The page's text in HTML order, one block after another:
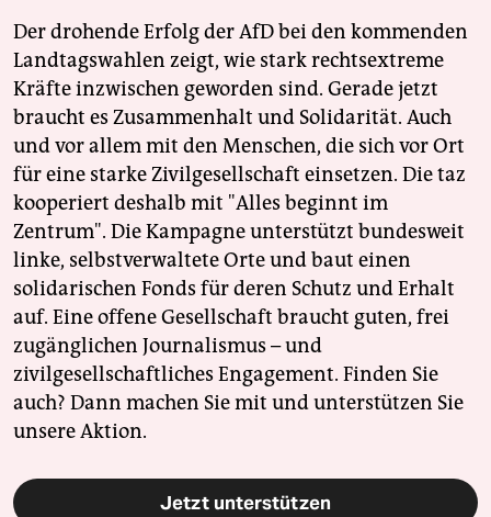
Der drohende Erfolg der AfD bei den kommenden
Landtagswahlen zeigt, wie stark rechtsextreme
Kräfte inzwischen geworden sind. Gerade jetzt
braucht es Zusammenhalt und Solidarität. Auch
und vor allem mit den Menschen, die sich vor Ort
für eine starke Zivilgesellschaft einsetzen. Die taz
kooperiert deshalb mit "Alles beginnt im
Zentrum". Die Kampagne unterstützt bundesweit
linke, selbstverwaltete Orte und baut einen
solidarischen Fonds für deren Schutz und Erhalt
auf. Eine offene Gesellschaft braucht guten, frei
zugänglichen Journalismus – und
zivilgesellschaftliches Engagement. Finden Sie
auch? Dann machen Sie mit und unterstützen Sie
unsere Aktion.
Jetzt unterstützen